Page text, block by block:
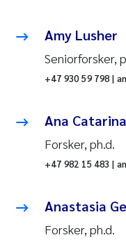
Amy Lusher
Seniorforsker,
+47 930 59 798 |
Ana
Forsker, ph.d.
+47 982 15 483 |
Anastasia
Forsker, ph.d.